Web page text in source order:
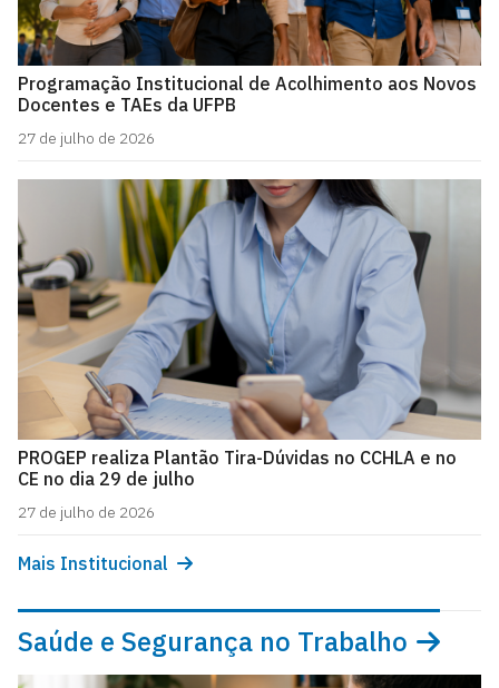
Programação Institucional de Acolhimento aos Novos
Docentes e TAEs da UFPB
27 de julho de 2026
PROGEP realiza Plantão Tira-Dúvidas no CCHLA e no
CE no dia 29 de julho
27 de julho de 2026
Mais Institucional
Saúde e Segurança no Trabalho